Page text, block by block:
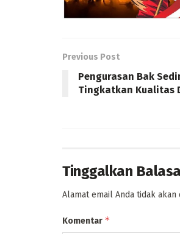
Previous Post
Pengurasan Bak
Tingkatkan Kualitas
Tinggalkan
Alamat email Anda tidak
Komentar *